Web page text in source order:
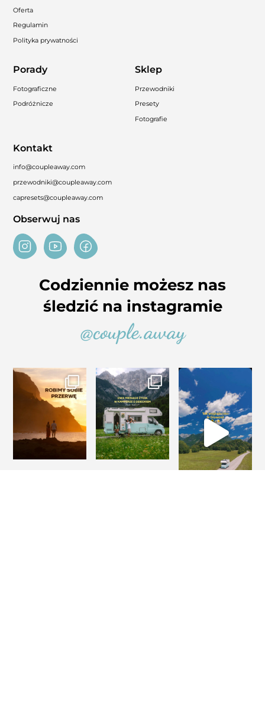
Oferta
Regulamin
Polityka prywatności
Porady
Fotograficzne
Podróżnicze
Sklep
Przewodniki
Presety
Fotografie
Kontakt
info@coupleaway.com
przewodniki@coupleaway.com
capresets@coupleaway.com
Obserwuj nas
Codziennie możesz nas
śledzić na instagramie
@couple.away